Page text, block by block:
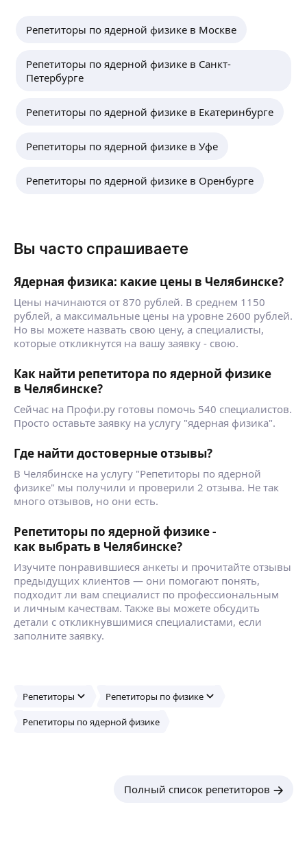
Репетиторы по ядерной физике в Москве
Репетиторы по ядерной физике в Санкт-
Петербурге
Репетиторы по ядерной физике в Екатеринбурге
Репетиторы по ядерной физике в Уфе
Репетиторы по ядерной физике в Оренбурге
Вы часто спрашиваете
Ядерная физика: какие цены в Челябинске?
Цены начинаются от 870 рублей. В среднем 1150
рублей, а максимальные цены на уровне 2600 рублей.
Но вы можете назвать свою цену, а специалисты,
которые откликнутся на вашу заявку - свою.
Как найти репетитора по ядерной физике
в Челябинске?
Сейчас на Профи.ру готовы помочь 540 специалистов.
Просто оставьте заявку на услугу "ядерная физика".
Где найти достоверные отзывы?
В Челябинске на услугу "Репетиторы по ядерной
физике" мы получили и проверили 2 отзыва. Не так
много отзывов, но они есть.
Репетиторы по ядерной физике -
как выбрать в Челябинске?
Изучите понравившиеся анкеты и прочитайте отзывы
предыдущих клиентов — они помогают понять,
подходит ли вам специалист по профессиональным
и личным качествам. Также вы можете обсудить
детали с откликнувшимися специалистами, если
заполните заявку.
Репетиторы Репетиторы по физике
Репетиторы по ядерной физике
Полный список репетиторов